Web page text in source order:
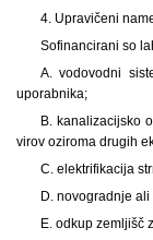
4. Upravičeni
Sofinancirani so
A. vodovodni
uporabnika;
B. kanalizacijsko
virov oziroma drugih
C. elektrifikacija
D. novogradnje
E. odkup zemljišč